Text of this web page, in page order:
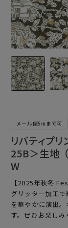
メール便5mまで可
リバティプ
25B＞生地
W
【2025年秋冬
グリッター加工
を華やかに演出
す。ぜひお楽しみ